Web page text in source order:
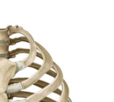
2017
2016